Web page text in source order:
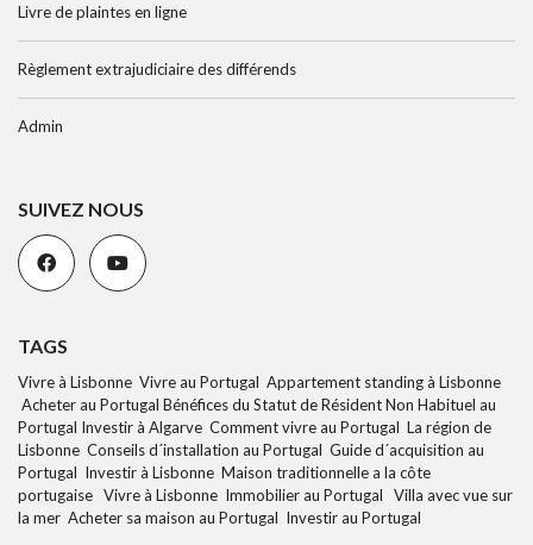
Livre de plaintes en ligne
Règlement extrajudiciaire des différends
Admin
SUIVEZ NOUS
TAGS
Vivre à Lisbonne Vivre au Portugal Appartement standing à Lisbonne
Acheter au Portugal Bénéfices du Statut de Résident Non Habituel au
Portugal Investir à Algarve Comment vivre au Portugal La région de
Lisbonne Conseils d´installation au Portugal Guide d´acquisition au
Portugal Investir à Lisbonne Maison traditionnelle a la côte
portugaise Vivre à Lisbonne Immobilier au Portugal Villa avec vue sur
la mer Acheter sa maison au Portugal Investir au Portugal